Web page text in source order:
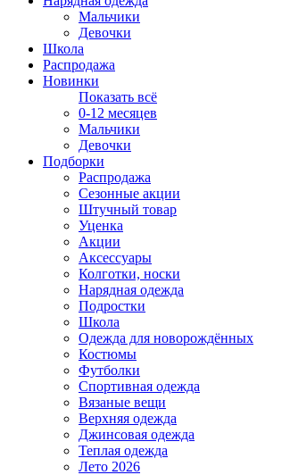
Мальчики
Девочки
Школа
Распродажа
Новинки
Показать всё
0-12 месяцев
Мальчики
Девочки
Подборки
Распродажа
Сезонные акции
Штучный товар
Уценка
Акции
Аксессуары
Колготки, носки
Нарядная одежда
Подростки
Школа
Одежда для новорождённых
Костюмы
Футболки
Спортивная одежда
Вязаные вещи
Верхняя одежда
Джинсовая одежда
Теплая одежда
Лето 2026